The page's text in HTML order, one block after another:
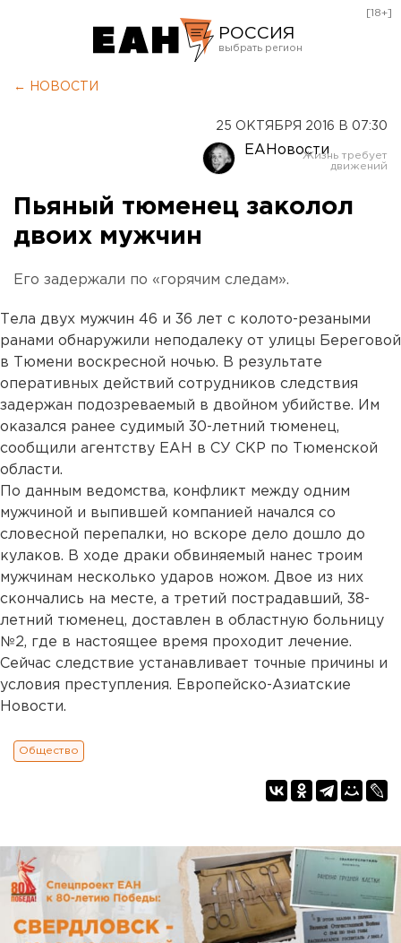
РОССИЯ
Оренбург
[18+]
← НОВОСТИ
25 ОКТЯБРЯ 2016 В 07:30
ЕАНовости
Пьяный тюменец заколол
двоих мужчин
Его задержали по «горячим следам».
Тела двух мужчин 46 и 36 лет с колото-резаными
ранами обнаружили неподалеку от улицы Береговой
в Тюмени воскресной ночью. В результате
оперативных действий сотрудников следствия
задержан подозреваемый в двойном убийстве. Им
оказался ранее судимый 30-летний тюменец,
сообщили агентству ЕАН в СУ СКР по Тюменской
области.
По данным ведомства, конфликт между одним
мужчиной и выпившей компанией начался со
словесной перепалки, но вскоре дело дошло до
кулаков. В ходе драки обвиняемый нанес троим
мужчинам несколько ударов ножом. Двое из них
скончались на месте, а третий пострадавший, 38-
летний тюменец, доставлен в областную больницу
№2, где в настоящее время проходит лечение.
Сейчас следствие устанавливает точные причины и
условия преступления. Европейско-Азиатские
Новости.
Общество